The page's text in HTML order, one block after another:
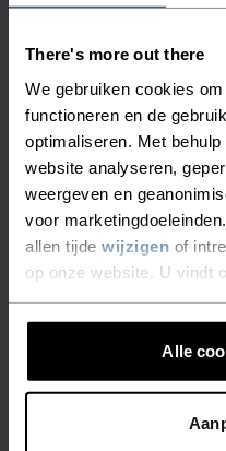
There's more out there
We gebruiken cookies
functioneren en de
optimaliseren. Met
website analyseren,
weergeven en
voor
allen tijde wijzigen of
op onze website. U vindt
Alle
% %
Active Light 2-Pack Base
Layer Set
€60,75€75,95
(3)
%
Merino Tencel Plain T-
(7)